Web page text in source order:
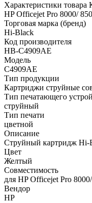
Характеристики
HP Officejet Pro 8000/
Торговая марка (бренд)
Hi-Black
Код производителя
HB-C4909AE
Модель
C4909AE
Тип продукции
Картриджи струйные
Тип печатающего
струйный
Тип печати
цветной
Описание
Струйный картридж Hi-
Цвет
Желтый
Совместимость
для HP Officejet Pro
Вендор
HP